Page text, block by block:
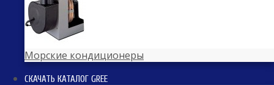
Морские кондиционеры
СКАЧАТЬ КАТАЛОГ GREE